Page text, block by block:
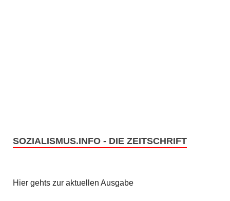
SOZIALISMUS.INFO - DIE ZEITSCHRIFT
Hier gehts zur aktuellen Ausgabe